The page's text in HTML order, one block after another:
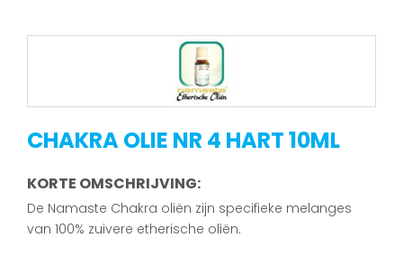
CHAKRA OLIE NR 4 HART 10ML
KORTE OMSCHRIJVING:
De Namaste Chakra oliën zijn specifieke melanges
van 100% zuivere etherische oliën.